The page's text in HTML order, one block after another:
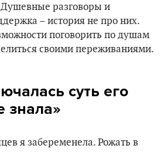
разговоры и
– история не про них.
поговорить по душам
своими переживаниями.
суть его
знала»
я забеременела. Рожать в